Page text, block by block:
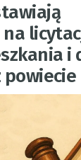
i
powiecie